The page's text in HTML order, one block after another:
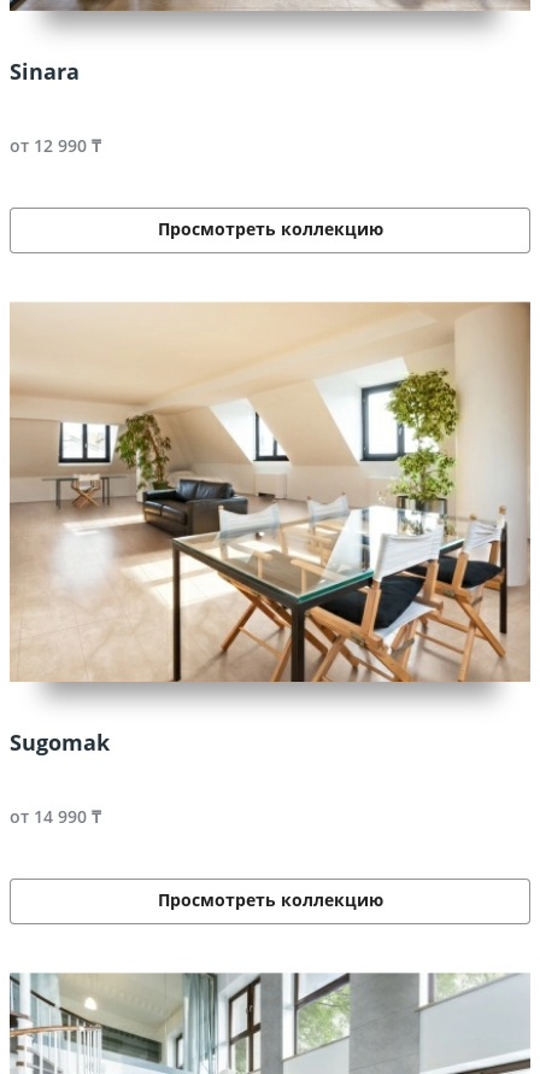
Sinara
от 12 990 ₸
Просмотреть коллекцию
Sugomak
от 14 990 ₸
Просмотреть коллекцию